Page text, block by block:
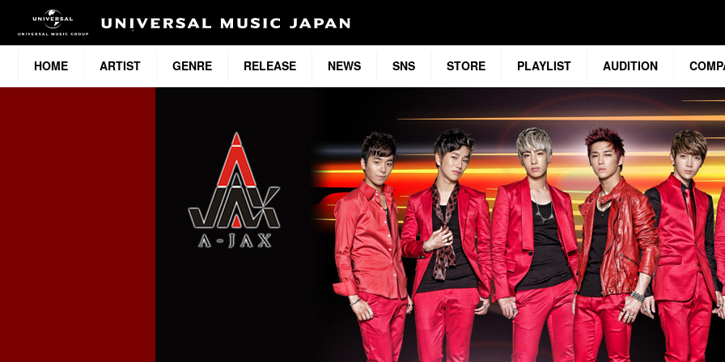
HOME ARTIST GENRE RELEASE NEWS SNS STORE PLAYLIST AUDITION